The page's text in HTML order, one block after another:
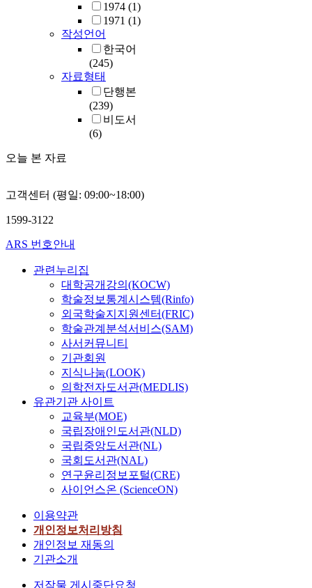
1974 (1)
1971 (1)
작성언어
한국어
(245)
자료형태
단행본
(239)
비도서
(6)
오늘 본 자료
고객센터 (평일: 09:00~18:00)
1599-3122
ARS 번호안내
관련누리집
대학공개강의(KOCW)
학술정보통계시스템(Rinfo)
외국학술지지원센터(FRIC)
학술관계분석서비스(SAM)
사서커뮤니티
기관회원
지식나눔(LOOK)
의학전자도서관(MEDLIS)
유관기관 사이트
교육부(MOE)
국립장애인도서관(NLD)
국립중앙도서관(NL)
국회도서관(NAL)
연구윤리정보포털(CRE)
사이언스온 (ScienceON)
이용약관
개인정보처리방침
개인정보 재동의
기관소개
저작물 게시중단요청